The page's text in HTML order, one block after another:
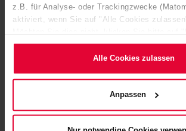
z.B. für Analyse- oder Trackingzwecke
aktiviert, wenn Sie auf "Alle Cookies
Cookies verwenden". Mehr dazu
die Einwilligungserklärung zu ändern oder zu
Website) bzw. derDatenschutzerklärung.
Alle Cookies zulassen
Anpassen
Werksgummierung sowie die
ist auf dem weitläufigen Gelände einer
Bearbeitung von Werkstücken, deren
Druck und Temperatur ausgehärtet wird.